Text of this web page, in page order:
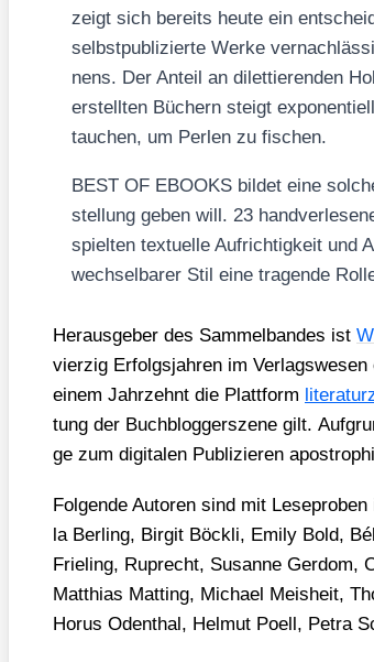
zeigt sich bereits heu­te ein
selbst­pu­bli­zier­te Wer­ke
nens. Der Anteil an dilet­tie­ren­den
erstell­ten Büchern steigt
tau­chen, um Per­len zu fischen.
BEST OF EBOOKS bil­det eine
stel­lung geben will. 23
spiel­ten tex­tu­el­le Auf­rich­tig­keit und
wech­sel­ba­rer Stil eine tra­gen­de
Her­aus­ge­ber des Sam­mel­ban­des ist
vier­zig Erfolgs­jah­ren im
einem Jahr­zehnt die Platt­form
tung der Buch­blog­ger­sze­ne gilt.
ge zum digi­ta­len Publi­zie­ren
Fol­gen­de Autoren sind mit
la Ber­ling, Bir­git Böck­li, Emi­ly Bold,
Frie­ling, Ruprecht, Susan­ne Ger­dom,
Mat­thi­as Mat­ting, Micha­el Meis­heit,
Horus Oden­thal, Hel­mut Poell, Petra